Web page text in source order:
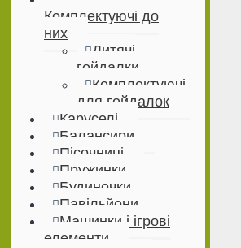
Комплектуючі до
них
Дитячі
гойдалки
Комплектуючі
для гойдалок
Каруселі
Балансири
Пісочниці
Пружинки
Будиночки
Павільйони
Машинки і ігрові
елементи